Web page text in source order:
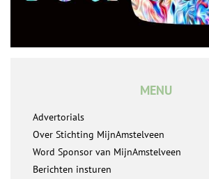
MENU
Advertorials
Over Stichting MijnAmstelveen
Word Sponsor van MijnAmstelveen
Berichten insturen